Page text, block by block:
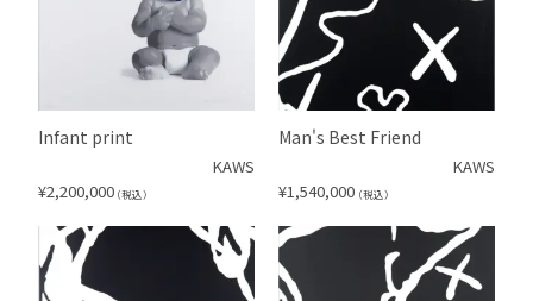
Infant print
KAWS
¥2,200,000 （税込）
Man's Best Friend
KAWS
¥1,540,000 （税込）